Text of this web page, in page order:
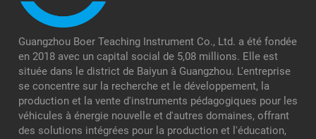
Guangzhou Boer Teaching Instrument Co., Ltd. a été fondée
en 2018 avec un capital social de 5,08 millions. Elle est
située dans le district de Baiyun à Guangzhou. L'entreprise
se concentre sur la recherche et le développement, la
production et la vente d'instruments pédagogiques pour les
véhicules à énergie nouvelle et d'autres domaines, offrant
des solutions intégrées pour la production et l'éducation,